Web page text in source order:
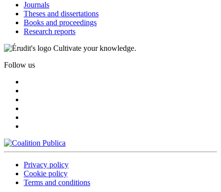
Journals
Theses and dissertations
Books and proceedings
Research reports
Cultivate your knowledge.
Follow us
Privacy policy
Cookie policy
Terms and conditions